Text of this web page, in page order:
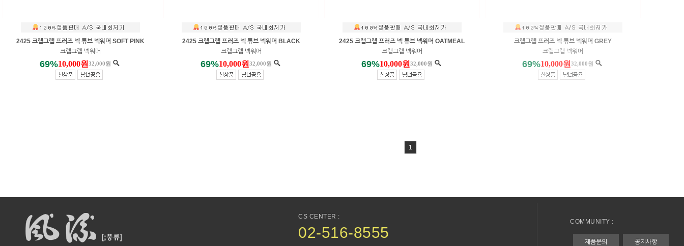
2425 크랩그랩 프러즈 넥 튜브 넥워머 SOFT PINK
크랩그랩 넥워머
69%10,000원 32,000원
2425 크랩그랩 프러즈 넥 튜브 넥워머 BLACK
크랩그랩 넥워머
69%10,000원 32,000원
2425 크랩그랩 프러즈 넥 튜브 넥워머 OATMEAL
크랩그랩 넥워머
69%10,000원 32,000원
크랩그랩 프러즈 넥 튜브 넥워머 GREY
크랩그랩 넥워머
69%10,000원 32,000원
1
CS CENTER :
02-516-8555
COMMUNITY :
제품문의 공지사항